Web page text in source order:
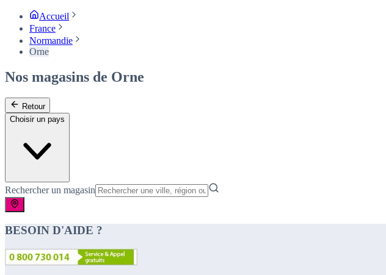
Accueil
France
Normandie
Orne
Nos magasins de Orne
Retour
Choisir un pays
Rechercher un magasin
BESOIN D'AIDE ?